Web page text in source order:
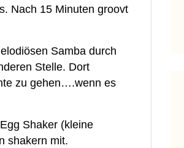
Nach 15 Minuten groovt
Samba durch
Stelle. Dort
zu gehen….wenn es
Shaker (kleine
shakern mit.